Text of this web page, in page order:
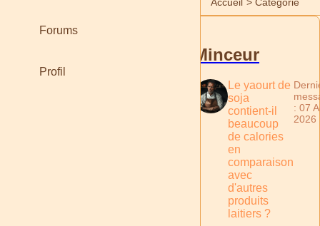
Forums
Profil
Minceur
Le yaourt de
soja
contient-il
beaucoup
de calories
en
comparaison
avec
d'autres
produits
laitiers ?
: 07
2026